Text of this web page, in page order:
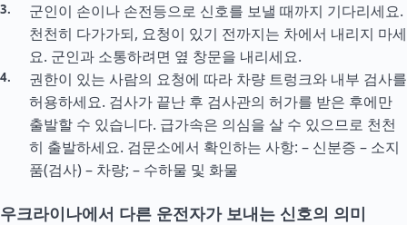
군인이 손이나 손전등으로 신호를 보낼 때까지 기다리세요.
천천히 다가가되, 요청이 있기 전까지는 차에서 내리지 마세
요. 군인과 소통하려면 옆 창문을 내리세요.
권한이 있는 사람의 요청에 따라 차량 트렁크와 내부 검사를
허용하세요. 검사가 끝난 후 검사관의 허가를 받은 후에만
출발할 수 있습니다. 급가속은 의심을 살 수 있으므로 천천
히 출발하세요. 검문소에서 확인하는 사항: – 신분증 – 소지
품(검사) – 차량; – 수하물 및 화물
우크라이나에서 다른 운전자가 보내는 신호의 의미